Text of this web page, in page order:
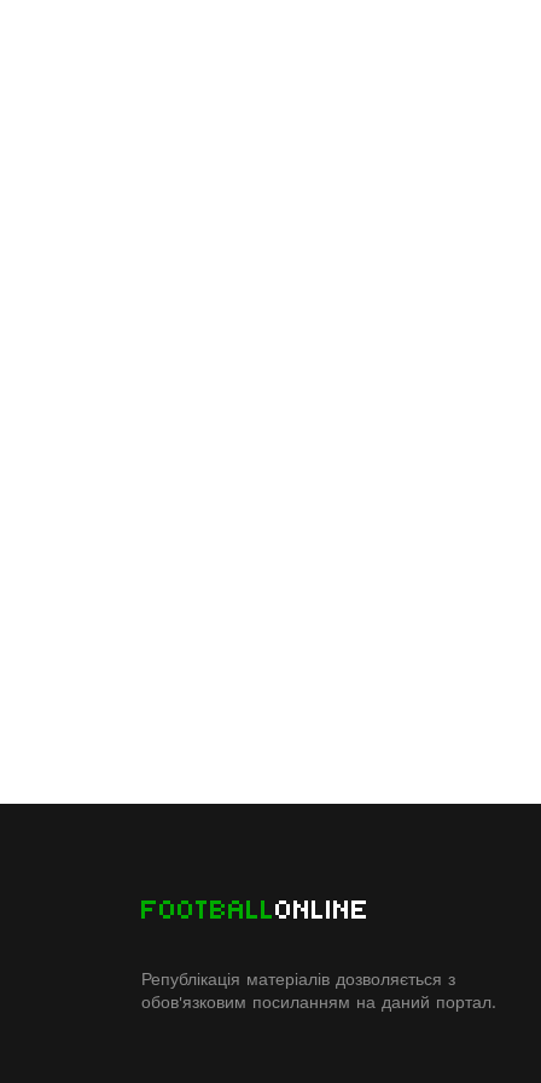
FOOTBALLONLINE
Републікація матеріалів дозволяється з
обов'язковим посиланням на даний портал.